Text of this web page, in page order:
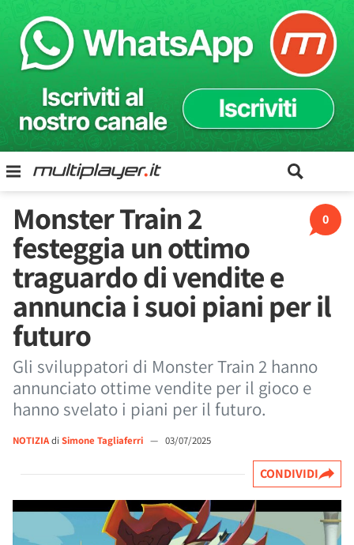
0
Monster Train 2
festeggia un ottimo
traguardo di vendite e
annuncia i suoi piani per il
futuro
Gli sviluppatori di Monster Train 2 hanno
annunciato ottime vendite per il gioco e
hanno svelato i piani per il futuro.
NOTIZIAdi Simone Tagliaferri — 03/07/2025
CONDIVIDI